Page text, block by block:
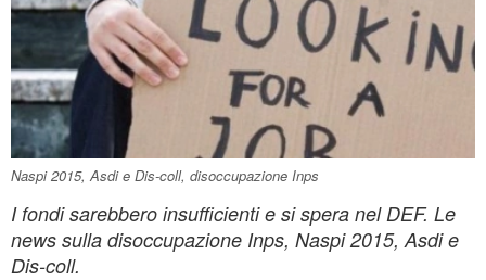
Naspi 2015, Asdi e Dis-coll, disoccupazione Inps
I fondi sarebbero insufficienti e si spera nel DEF. Le
news sulla disoccupazione Inps, Naspi 2015, Asdi e
Dis-coll.